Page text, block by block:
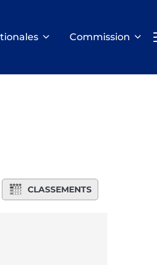
Commission
CLASSEMENTS